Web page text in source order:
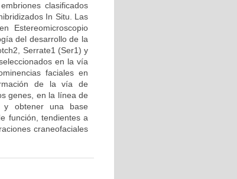
clasificados
In Situ. Las
Estereomicroscopio
del desarrollo de la
Serrate1 (Ser1) y
en la vía
faciales en
de la vía de
genes, en la línea de
y obtener una base
función, tendientes a
craneofaciales